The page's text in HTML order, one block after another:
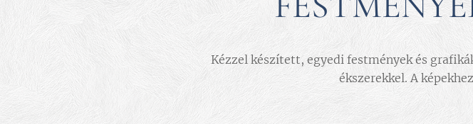
Kézzel készített, egyedi festmények és
ékszerekkel. A